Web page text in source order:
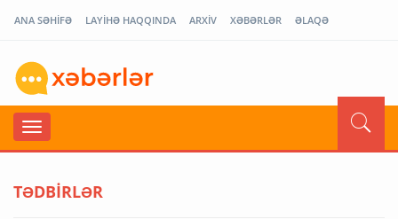
ANA SƏHİFƏ LAYİHƏ HAQQINDA ARXİV XƏBƏRLƏR ƏLAQƏ
TƏDBİRLƏR